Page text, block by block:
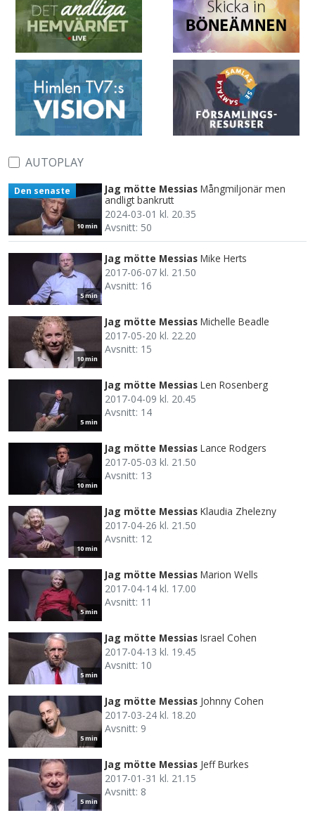
AUTOPLAY
10 min
Den senaste Jag mötte Messias Mångmiljonär men
andligt bankrutt
2024-03-01 kl. 20.35
Avsnitt: 50
5 min
Jag mötte Messias Mike Herts
2017-06-07 kl. 21.50
Avsnitt: 16
10 min
Jag mötte Messias Michelle Beadle
2017-05-20 kl. 22.20
Avsnitt: 15
5 min
Jag mötte Messias Len Rosenberg
2017-04-09 kl. 20.45
Avsnitt: 14
10 min
Jag mötte Messias Lance Rodgers
2017-05-03 kl. 21.50
Avsnitt: 13
10 min
Jag mötte Messias Klaudia Zhelezny
2017-04-26 kl. 21.50
Avsnitt: 12
5 min
Jag mötte Messias Marion Wells
2017-04-14 kl. 17.00
Avsnitt: 11
5 min
Jag mötte Messias Israel Cohen
2017-04-13 kl. 19.45
Avsnitt: 10
5 min
Jag mötte Messias Johnny Cohen
2017-03-24 kl. 18.20
Avsnitt: 9
5 min
Jag mötte Messias Jeff Burkes
2017-01-31 kl. 21.15
Avsnitt: 8